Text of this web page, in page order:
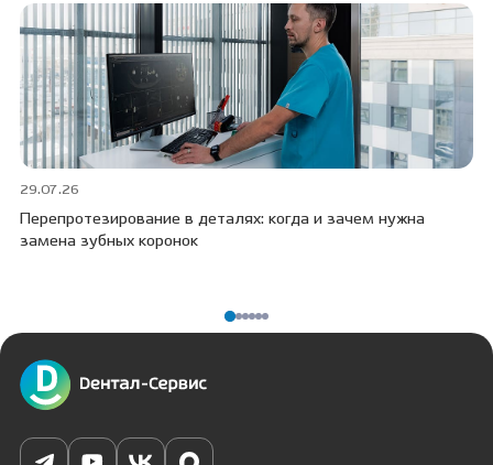
29.07.26
Перепротезирование в деталях: когда и зачем нужна
замена зубных коронок